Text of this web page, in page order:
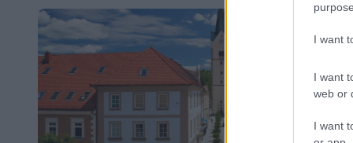
I want
I want
web or
I want